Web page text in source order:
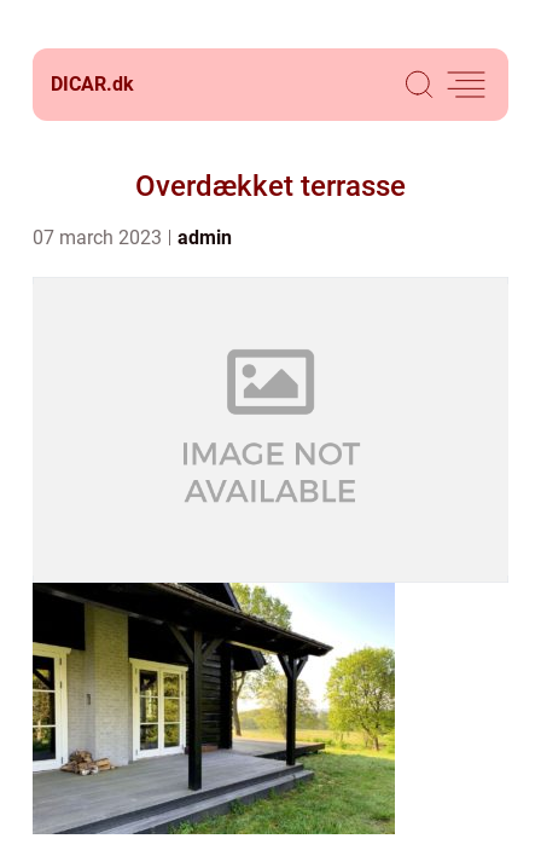
DICAR.dk
Overdækket terrasse
07 march 2023 admin